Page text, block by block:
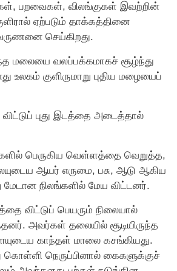
பறவைகள், விலங்குகள் இவற்றின்
ஏற்படும் தாக்கத்தினை
செய்கிறது.
மலையை வலப்பக்கமாகச் சூழ்ந்து
உலகம் குளிருமாறு புதிய மழையைப்
புது இடத்தை அடைத்தால்
பெருகிய வெள்ளத்தை வெறுத்த,
ஆயர் எருமை, பசு, ஆடு ஆகிய
மேடான நிலங்களில் மேய விட்டனர்.
விட்டுப் பெயரும் நிலையால்
அவர்கள் தலையில் சூடியிருந்த
காந்தள் மாலை கசங்கியது.
கொள்ளி நெருப்பினால் கைகளுக்குச்